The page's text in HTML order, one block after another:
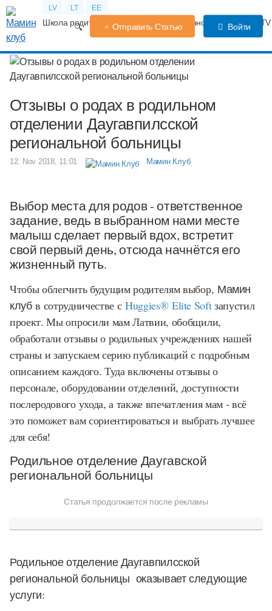
LV LT EE
Школа родителей Календарь беременности Форум
Отправить Статью Войти
Отзывы о родах в родильном
отделении Даугавпилсской
региональной больницы
12. Nov 2018, 11:01 Мамин Клуб
Выбор места для родов - ответственное
задание, ведь в выбранном нами месте
малыш сделает первый вдох, встретит
свой первый день, отсюда начнётся его
жизненный путь.
Чтобы облегчить будущим родителям выбор, Мамин
клубв сотрудничестве сHuggies® Elite Softзапустил
проект. Мы опросили мам Латвии, обобщили,
обработали отзывы о родильных учреждениях нашей
страны и запускаем серию публикаций с подробным
описанием каждого. Туда включены отзывы о
персонале, оборудовании отделений, доступности
послеродового ухода, а также впечатления мам - всё
это поможет вам сориентироваться и выбрать лучшее
для себя!
Родильное отделение Даугавской
региональной больницы
Статья продолжается после рекламы
Родильное отделение Даугавпилсской
региональной больницы оказывает следующие
услуги: